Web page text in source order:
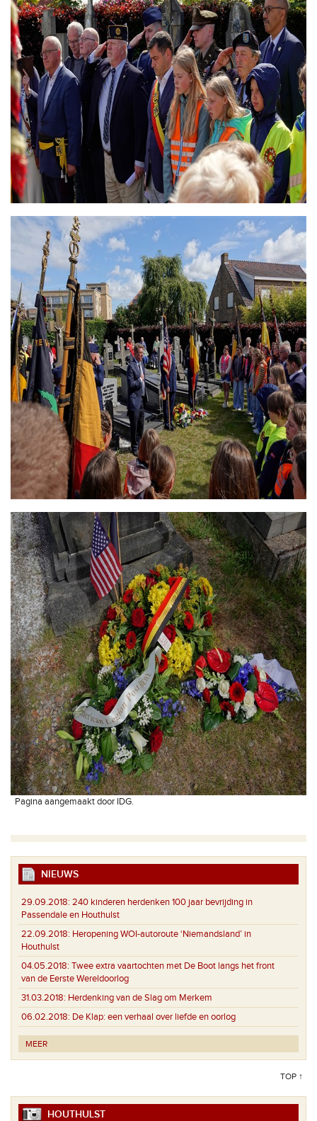
Pagina aangemaakt door IDG.
NIEUWS
29.09.2018: 240 kinderen herdenken 100 jaar bevrijding in
Passendale en Houthulst
22.09.2018: Heropening WOI-autoroute ‘Niemandsland’ in
Houthulst
04.05.2018: Twee extra vaartochten met De Boot langs het front
van de Eerste Wereldoorlog
31.03.2018: Herdenking van de Slag om Merkem
06.02.2018: De Klap: een verhaal over liefde en oorlog
MEER
TOP ↑
HOUTHULST